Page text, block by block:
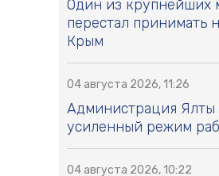
Один из крупнейших
перестал принимать
Крым
04 августа 2026, 11:26
Администрация Ялты
усиленный режим
04 августа 2026, 10:22